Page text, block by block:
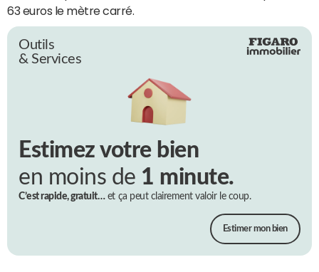
63 euros le mètre carré.
Outils
& Services
Estimez votre bien
en moins de 1 minute.
C’est rapide, gratuit…et ça peut clairement valoir le coup.
Estimer mon bien